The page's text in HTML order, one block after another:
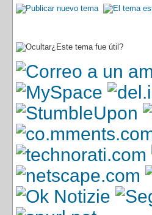
¿Este tema fue útil?